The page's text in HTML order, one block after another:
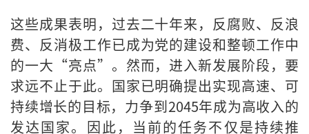
这些成果表明，过去二十年来，反腐败、反浪
费、反消极工作已成为党的建设和整顿工作中
的一大“亮点”。然而，进入新发展阶段，要
求远不止于此。国家已明确提出实现高速、可
持续增长的目标，力争到2045年成为高收入的
发达国家。因此，当前的任务不仅是持续推